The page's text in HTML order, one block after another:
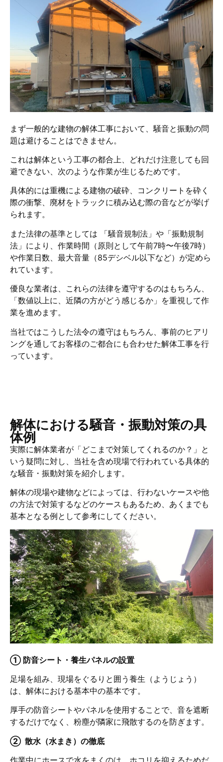
まず一般的な建物の解体工事において、騒音と振動の問
題は避けることはできません。
これは解体という工事の都合上、どれだけ注意しても回
避できない、次のような作業が生じるためです。
具体的には重機による建物の破砕、コンクリートを砕く
際の衝撃、廃材をトラックに積み込む際の音などが挙げ
られます。
また法律の基準としては 「騒音規制法」や「振動規制
法」により、作業時間（原則として午前7時〜午後7時）
や作業日数、最大音量（85デシベル以下など）が定めら
れています。
優良な業者は、これらの法律を遵守するのはもちろん、
「数値以上に、近隣の方がどう感じるか」を重視して作
業を進めます。
当社ではこうした法令の遵守はもちろん、事前のヒアリ
ングを通してお客様のご都合にも合わせた解体工事を行
っています。
解体における騒音・振動対策の具
体例
実際に解体業者が「どこまで対策してくれるのか？」と
いう疑問に対し、当社を含め現場で行われている具体的
な騒音・振動対策を紹介します。
解体の現場や建物などによっては、行わないケースや他
の方法で対策するなどのケースもあるため、あくまでも
基本となる例として参考にしてください。
① 防音シート・養生パネルの設置
足場を組み、現場をぐるりと囲う養生（ようじょう）
は、解体における基本中の基本です。
厚手の防音シートやパネルを使用することで、音を遮断
するだけでなく、粉塵が隣家に飛散するのを防ぎます。
② 散水（水まき）の徹底